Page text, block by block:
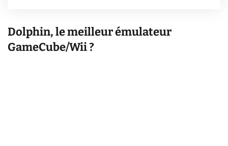
Dolphin, le meilleur émulateur
GameCube/Wii ?